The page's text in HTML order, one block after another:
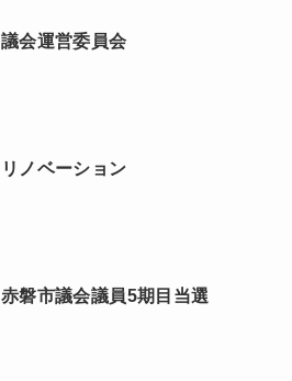
議会運営委員会
リノベーション
赤磐市議会議員5期目当選